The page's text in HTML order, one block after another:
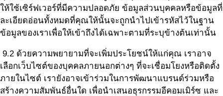
ให้ใช้เซิร์ฟเวอร์ที่มีความปลอดภัย ข้อมูลส่วนบุคคลหรือข้อมูลที่
ละเอียดอ่อนทั้งหมดที่คุณให้นั้นจะถูกนำไปเข้ารหัสไว้ในฐาน
ข้อมูลของเราเพื่อให้เข้าถึงได้เฉพาะตามที่ระบุข้างต้นเท่านั้น
9.2 ด้วยความพยายามที่จะเพิ่มประโยชน์ให้แก่คุณ เราอาจ
เลือกเว็บไซต์ของบุคคลภายนอกต่างๆ ที่จะเชื่อมโยงหรือติดตั้ง
ภายในไซต์ เรายังอาจเข้าร่วมในการพัฒนาแบรนด์ร่วมหรือ
สร้างความสัมพันธ์อื่นใด เพื่อนำเสนอธุรกรรมอีคอมเมิร์ซ และ